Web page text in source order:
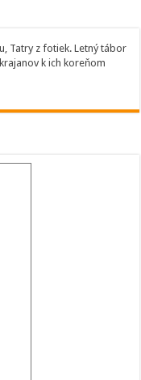
Tatry z fotiek. Letný tábor
k ich koreňom